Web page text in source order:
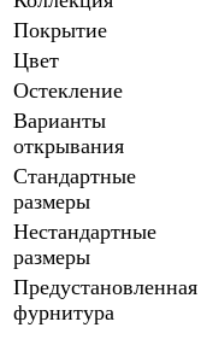
Покрытие
Цвет
Остекление
Варианты
открывания
Стандартные
размеры
Нестандартные
размеры
Предустановленная
фурнитура